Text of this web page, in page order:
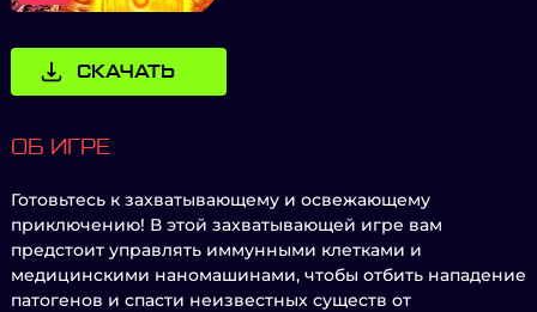
СКАЧАТЬ
ОБ ИГРЕ
Готовьтесь к захватывающему и освежающему
приключению! В этой захватывающей игре вам
предстоит управлять иммунными клетками и
медицинскими наномашинами, чтобы отбить нападение
патогенов и спасти неизвестных существ от